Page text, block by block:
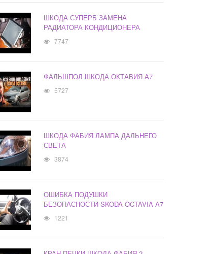
ШКОДА СУПЕРБ ЗАМЕНА
РАДИАТОРА КОНДИЦИОНЕРА
7747
ФАЛЬШПОЛ ШКОДА ОКТАВИЯ А7
5727
ШКОДА ФАБИЯ ЛАМПА ДАЛЬНЕГО
СВЕТА
3874
ОШИБКА ПОДУШКИ
БЕЗОПАСНОСТИ SKODA OCTAVIA A7
1221